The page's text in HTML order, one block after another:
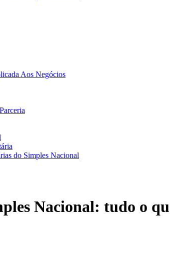
Aos Negócios
do Simples Nacional
Nacional: tudo o